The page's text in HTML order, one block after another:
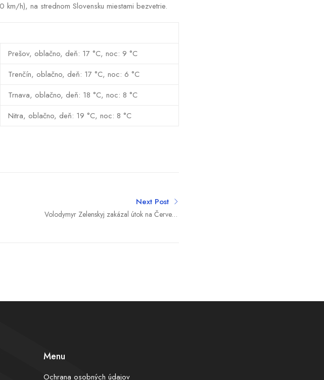
h), na strednom Slovensku miestami bezvetrie.
Prešov, oblačno, deň: 17 °C, noc: 9 °C
Trenčín, oblačno, deň: 17 °C, noc: 6 °C
Trnava, oblačno, deň: 18 °C, noc: 8 °C
Nitra, oblačno, deň: 19 °C, noc: 8 °C
Next Post
Volodymyr Zelenskyj zakázal útok na Červené
Menu
Ochrana osobných údajov